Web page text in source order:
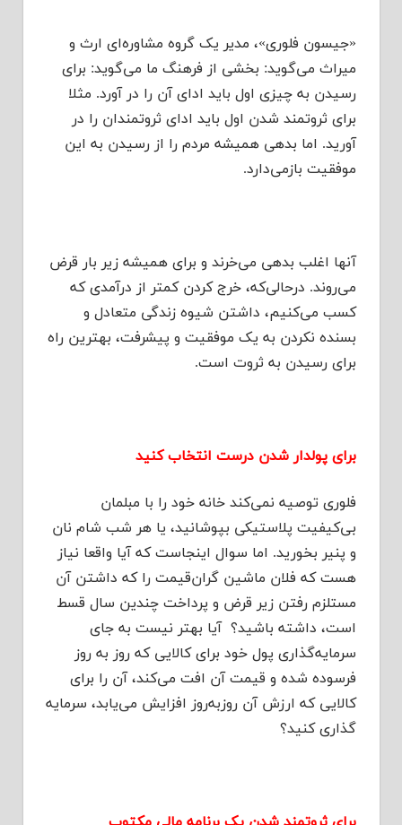
«جیسون فلوری»، مدیر یک گروه مشاوره‌ای ارث و
میراث می‌گوید: بخشی از فرهنگ ما می‌گوید: برای
رسیدن به چیزی اول باید ادای آن را در آورد. مثلا
برای ثروتمند شدن اول باید ادای ثروتمندان را در
آورید. اما بدهی همیشه مردم را از رسیدن به این
موفقیت بازمی‌دارد.
آنها اغلب بدهی می‌خرند و برای همیشه زیر بار قرض
می‌روند. درحالی‌که، خرج کردن کمتر از درآمدی که
کسب می‌کنیم، داشتن شیوه زندگی متعادل و
بسنده نکردن به یک موفقیت و پیشرفت، بهترین راه
برای رسیدن به ثروت است.
برای پولدار شدن درست انتخاب کنید
فلوری توصیه نمی‌کند خانه خود را با مبلمان
بی‌کیفیت پلاستیکی بپوشانید، یا هر شب شام نان
و پنیر بخورید. اما سوال اینجاست که آیا واقعا نیاز
هست که فلان ماشین گران‌قیمت را که داشتن آن
مستلزم رفتن زیر قرض و پرداخت چندین سال قسط
است، داشته باشید؟ آیا بهتر نیست به‌ جای
سرمایه‌گذاری پول خود برای کالایی که روز به‌ روز
فرسوده شده و قیمت آن افت می‌کند، آن را برای
کالایی که ارزش آن روزبه‌روز افزایش می‌یابد، سرمایه
گذاری کنید؟